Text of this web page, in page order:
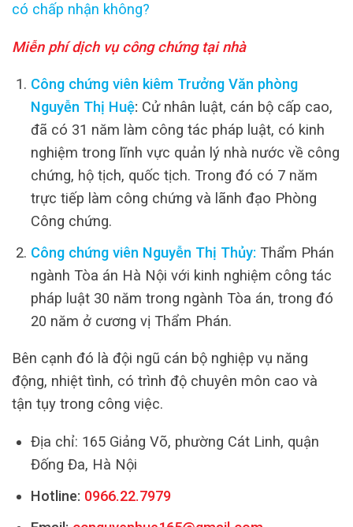
có chấp nhận không?
Miễn phí dịch vụ công chứng tại nhà
Công chứng viên kiêm Trưởng Văn phòng
Nguyễn Thị Huệ: Cử nhân luật, cán bộ cấp cao,
đã có 31 năm làm công tác pháp luật, có kinh
nghiệm trong lĩnh vực quản lý nhà nước về công
chứng, hộ tịch, quốc tịch. Trong đó có 7 năm
trực tiếp làm công chứng và lãnh đạo Phòng
Công chứng.
Công chứng viên Nguyễn Thị Thủy: Thẩm Phán
ngành Tòa án Hà Nội với kinh nghiệm công tác
pháp luật 30 năm trong ngành Tòa án, trong đó
20 năm ở cương vị Thẩm Phán.
Bên cạnh đó là đội ngũ cán bộ nghiệp vụ năng
động, nhiệt tình, có trình độ chuyên môn cao và
tận tụy trong công việc.
Địa chỉ: 165 Giảng Võ, phường Cát Linh, quận
Đống Đa, Hà Nội
Hotline: 0966.22.7979